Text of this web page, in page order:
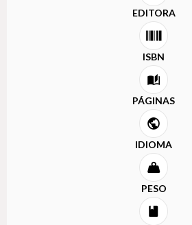
EDITORA
ISBN
PÁGINAS
IDIOMA
PESO